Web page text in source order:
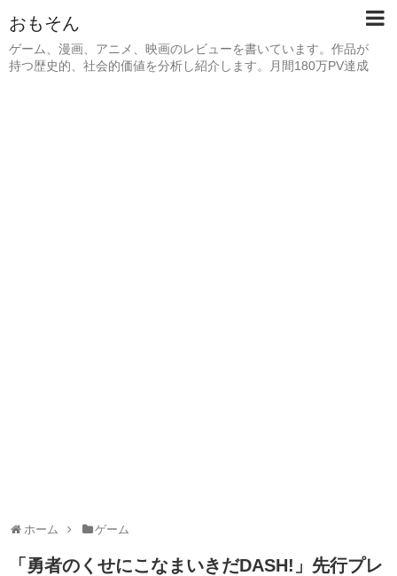
おもそん
ゲーム、漫画、アニメ、映画のレビューを書いています。作品が
持つ歴史的、社会的価値を分析し紹介します。月間180万PV達成
ホーム ゲーム
「勇者のくせにこなまいきだDASH!」先行プレ